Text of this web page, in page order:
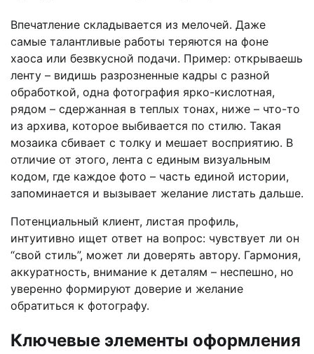
Впечатление складывается из мелочей. Даже
самые талантливые работы теряются на фоне
хаоса или безвкусной подачи. Пример: открываешь
ленту – видишь разрозненные кадры с разной
обработкой, одна фотография ярко-кислотная,
рядом – сдержанная в теплых тонах, ниже – что-то
из архива, которое выбивается по стилю. Такая
мозаика сбивает с толку и мешает восприятию. В
отличие от этого, лента с единым визуальным
кодом, где каждое фото – часть единой истории,
запоминается и вызывает желание листать дальше.
Потенциальный клиент, листая профиль,
интуитивно ищет ответ на вопрос: чувствует ли он
“свой стиль”, может ли доверять автору. Гармония,
аккуратность, внимание к деталям – неспешно, но
уверенно формируют доверие и желание
обратиться к фотографу.
Ключевые элементы оформления